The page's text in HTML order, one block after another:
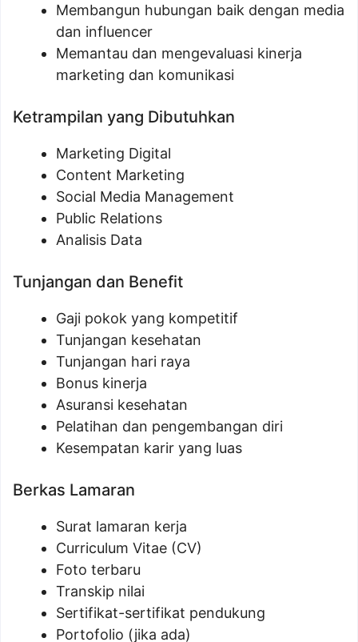
Membangun hubungan baik dengan media
dan influencer
Memantau dan mengevaluasi kinerja
marketing dan komunikasi
Ketrampilan yang Dibutuhkan
Marketing Digital
Content Marketing
Social Media Management
Public Relations
Analisis Data
Tunjangan dan Benefit
Gaji pokok yang kompetitif
Tunjangan kesehatan
Tunjangan hari raya
Bonus kinerja
Asuransi kesehatan
Pelatihan dan pengembangan diri
Kesempatan karir yang luas
Berkas Lamaran
Surat lamaran kerja
Curriculum Vitae (CV)
Foto terbaru
Transkip nilai
Sertifikat-sertifikat pendukung
Portofolio (jika ada)